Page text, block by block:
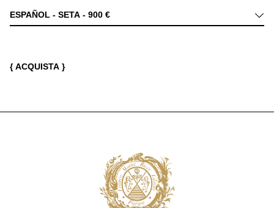
Sfogliando questo volume, in cui i Tarocchi sono riprodotti nel
ESPAÑOL - SETA - 900 €
{ ACQUISTA }